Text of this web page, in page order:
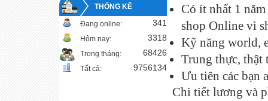
THỐNG KÊ
Đang online: 341
Hôm nay: 3318
Trong tháng: 68426
Tất cả: 9756134
Có ít nhất 1
shop Online vì
Kỹ năng world,
Trung thực, thật
Ưu tiên các bạn
Chi tiết lương và